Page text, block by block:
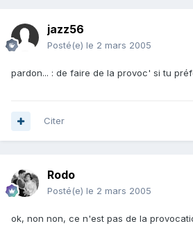
jazz56
Posté(e) le 2 mars 2005
pardon... : de faire de la provoc' si tu
Citer
Rodo
Posté(e) le 2 mars 2005
ok, non non, ce n'est pas de la